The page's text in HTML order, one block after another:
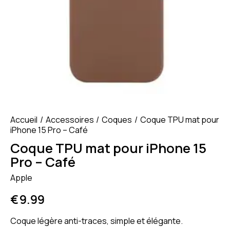
Accueil Accessoires Coques
Coque TPU mat pour
iPhone 15 Pro – Café
Coque TPU mat pour iPhone 15
Pro – Café
Apple
€9.99
Coque légère anti-traces, simple et élégante.